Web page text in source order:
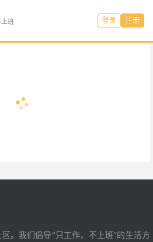
上班 登录 注册
。我们倡导“只工作，不上班”的生活方